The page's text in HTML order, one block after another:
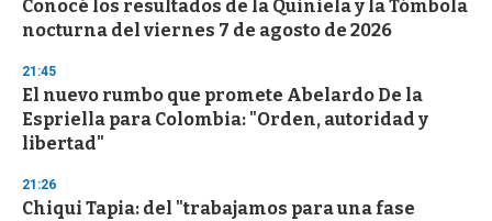
Conocé los resultados de la Quiniela y la Tómbola
nocturna del viernes 7 de agosto de 2026
21:45
El nuevo rumbo que promete Abelardo De la
Espriella para Colombia: "Orden, autoridad y
libertad"
21:26
Chiqui Tapia: del "trabajamos para una fase